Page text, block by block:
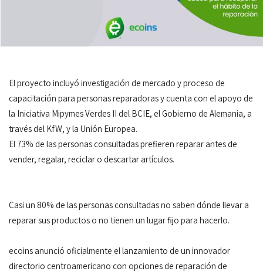
El proyecto incluyó investigación de mercado y proceso de
capacitación para personas reparadoras y cuenta con el apoyo de
la Iniciativa Mipymes Verdes II del BCIE, el Gobierno de Alemania, a
través del KfW, y la Unión Europea.
El 73% de las personas consultadas prefieren reparar antes de
vender, regalar, reciclar o descartar artículos.
Casi un 80% de las personas consultadas no saben dónde llevar a
reparar sus productos o no tienen un lugar fijo para hacerlo.
ecoins anunció oficialmente el lanzamiento de un innovador
directorio centroamericano con opciones de reparación de